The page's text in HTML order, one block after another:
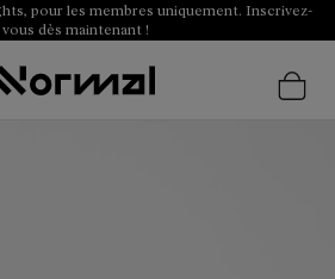
pour les membres uniquement. Inscrivez-
vous dès maintenant !